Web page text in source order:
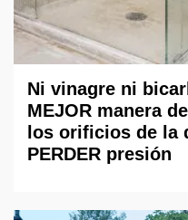
Ni vinagre ni
MEJOR manera
los orificios de la
PERDER presión